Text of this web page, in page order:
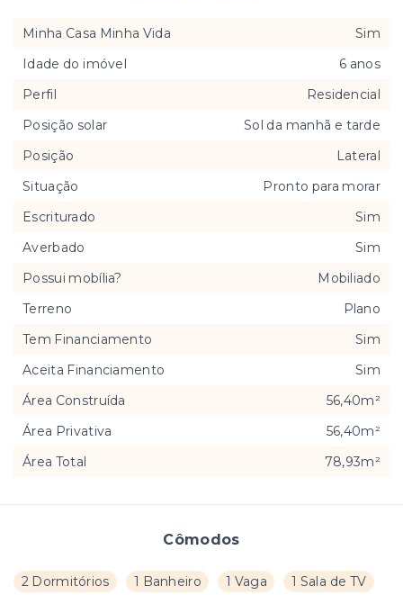
Cômodos
2 Dormitórios 1 Banheiro 1 Vaga
1 Sala de TV
Minha Casa Minha Vida
Sim
Idade do imóvel
6 anos
Perfil
Residencial
Posição solar
Sol da manhã e tarde
Posição
Lateral
Situação
Pronto para morar
Escriturado
Sim
Averbado
Sim
Possui mobília?
Mobiliado
Terreno
Plano
Tem Financiamento
Sim
Aceita Financiamento
Sim
Área Construída
56,40m²
Área Privativa
56,40m²
Área Total
78,93m²